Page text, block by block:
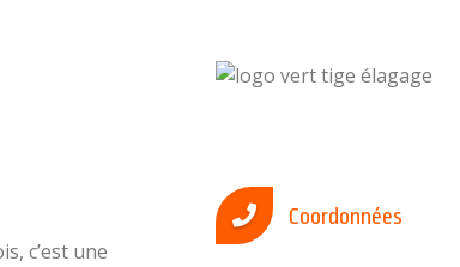
c’est une
Coordonnées